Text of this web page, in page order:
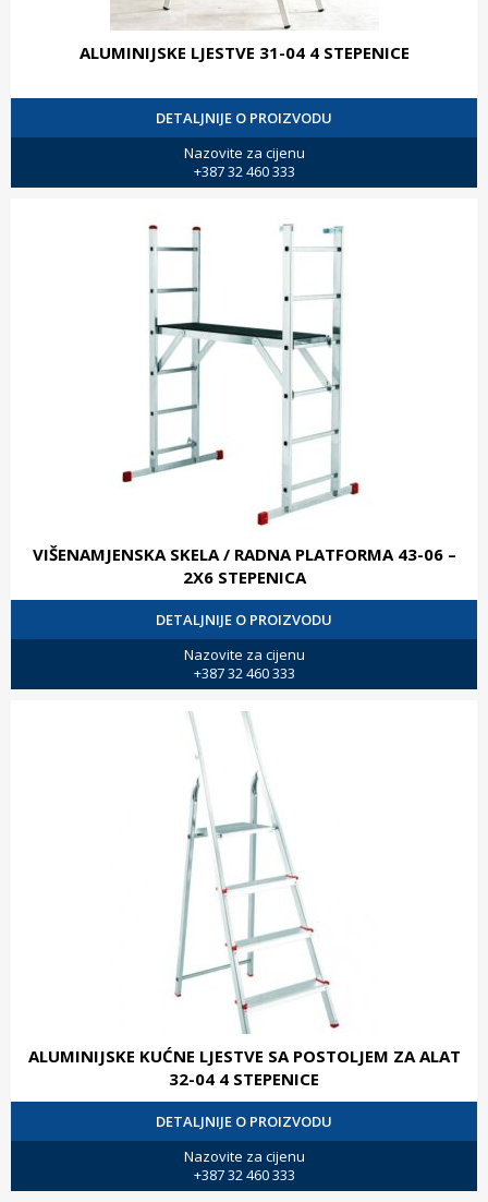
ALUMINIJSKE LJESTVE 31-04 4 STEPENICE
DETALJNIJE O PROIZVODU
Nazovite za cijenu
+387 32 460 333
VIŠENAMJENSKA SKELA / RADNA PLATFORMA 43-06 –
2X6 STEPENICA
DETALJNIJE O PROIZVODU
Nazovite za cijenu
+387 32 460 333
ALUMINIJSKE KUĆNE LJESTVE SA POSTOLJEM ZA ALAT
32-04 4 STEPENICE
DETALJNIJE O PROIZVODU
Nazovite za cijenu
+387 32 460 333